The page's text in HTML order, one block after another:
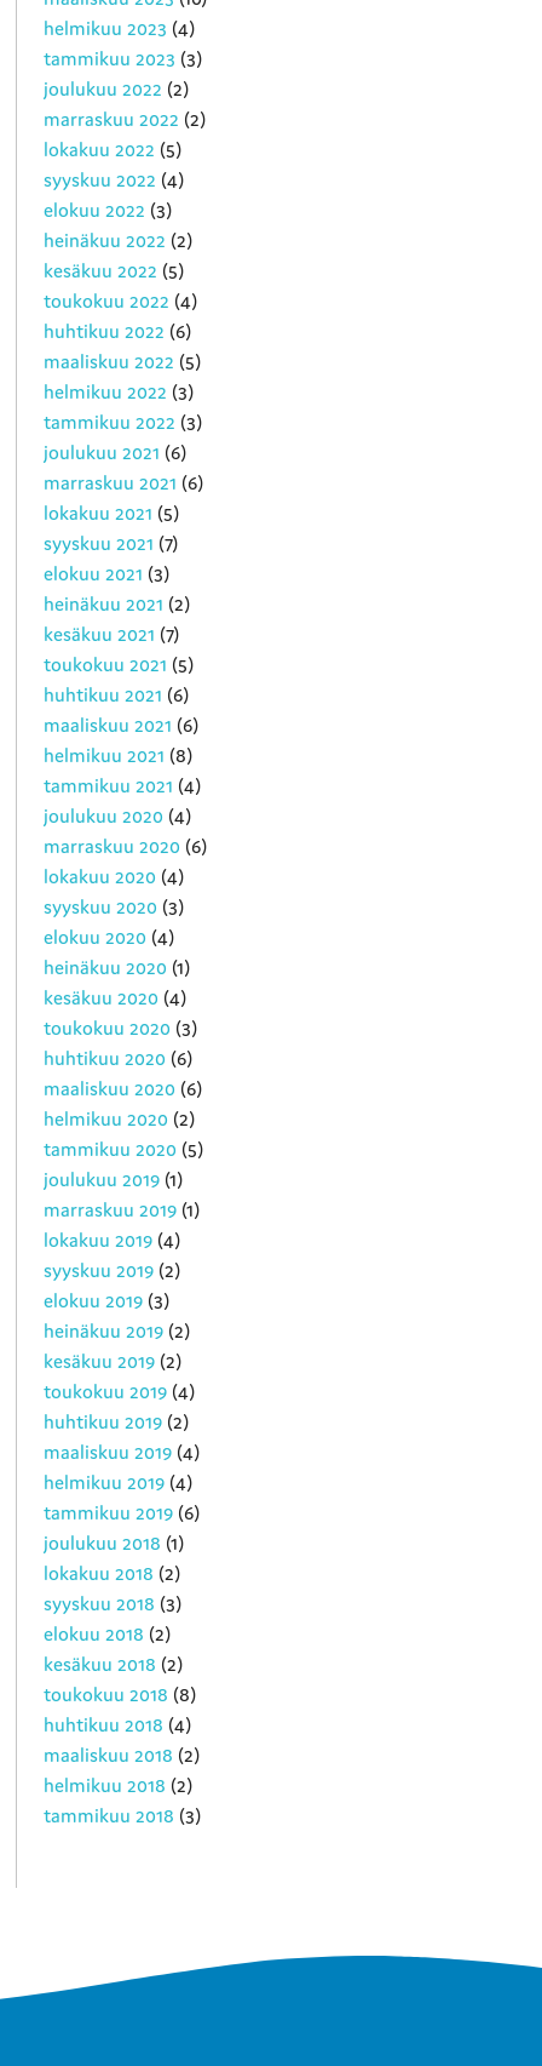
helmikuu 2023 (4)
tammikuu 2023 (3)
joulukuu 2022 (2)
marraskuu 2022 (2)
lokakuu 2022 (5)
syyskuu 2022 (4)
elokuu 2022 (3)
heinäkuu 2022 (2)
kesäkuu 2022 (5)
toukokuu 2022 (4)
huhtikuu 2022 (6)
maaliskuu 2022 (5)
helmikuu 2022 (3)
tammikuu 2022 (3)
joulukuu 2021 (6)
marraskuu 2021 (6)
lokakuu 2021 (5)
syyskuu 2021 (7)
elokuu 2021 (3)
heinäkuu 2021 (2)
kesäkuu 2021 (7)
toukokuu 2021 (5)
huhtikuu 2021 (6)
maaliskuu 2021 (6)
helmikuu 2021 (8)
tammikuu 2021 (4)
joulukuu 2020 (4)
marraskuu 2020 (6)
lokakuu 2020 (4)
syyskuu 2020 (3)
elokuu 2020 (4)
heinäkuu 2020 (1)
kesäkuu 2020 (4)
toukokuu 2020 (3)
huhtikuu 2020 (6)
maaliskuu 2020 (6)
helmikuu 2020 (2)
tammikuu 2020 (5)
joulukuu 2019 (1)
marraskuu 2019 (1)
lokakuu 2019 (4)
syyskuu 2019 (2)
elokuu 2019 (3)
heinäkuu 2019 (2)
kesäkuu 2019 (2)
toukokuu 2019 (4)
huhtikuu 2019 (2)
maaliskuu 2019 (4)
helmikuu 2019 (4)
tammikuu 2019 (6)
joulukuu 2018 (1)
lokakuu 2018 (2)
syyskuu 2018 (3)
elokuu 2018 (2)
kesäkuu 2018 (2)
toukokuu 2018 (8)
huhtikuu 2018 (4)
maaliskuu 2018 (2)
helmikuu 2018 (2)
tammikuu 2018 (3)